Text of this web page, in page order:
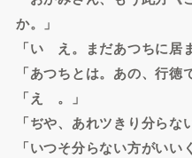
か。」
「いゝえ。まだあつちに居
「あつちとは。あの、行徳
「えゝ。」
「ぢや、あれツきり分らな
「いつそ分らない方がい